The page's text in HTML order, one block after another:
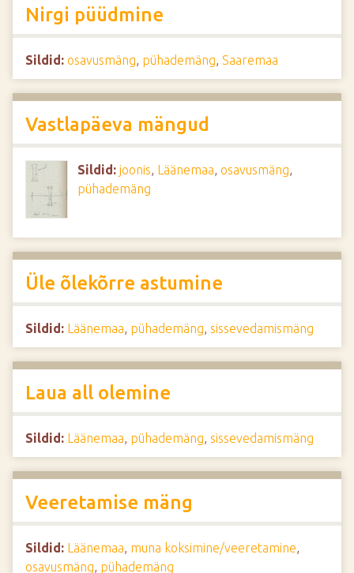
Nirgi püüdmine
Sildid: osavusmäng, pühademäng, Saaremaa
Vastlapäeva mängud
Sildid: joonis, Läänemaa,osavusmäng,
pühademäng
Üle õlekõrre astumine
Sildid: Läänemaa, pühademäng, sissevedamismäng
Laua all olemine
Sildid: Läänemaa, pühademäng, sissevedamismäng
Veeretamise mäng
Sildid: Läänemaa, muna koksimine/veeretamine,
osavusmäng, pühademäng